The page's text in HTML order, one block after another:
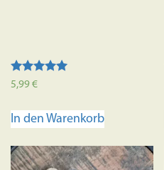
Bewertet mit
5.00
5,99€
In den Warenkorb